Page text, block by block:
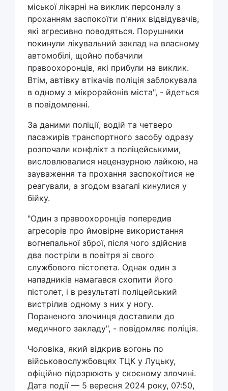
міської лікарні на виклик персоналу з
проханням заспокоїти п'яних відвідувачів,
які агресивно поводяться. Порушники
покинули лікувальний заклад на власному
автомобілі, щойно побачили
правоохоронців, які прибули на виклик.
Втім, автівку втікачів поліція заблокувала
в одному з мікрорайонів міста", - йдеться
в повідомленні.
За даними поліції, водій та четверо
пасажирів транспортного засобу одразу
розпочали конфлікт з поліцейськими,
висловлювалися нецензурною лайкою, на
зауваження та прохання заспокоїтися не
реагували, а згодом взагалі кинулися у
бійку.
"Один з правоохоронців попередив
агресорів про ймовірне використання
вогнепальної зброї, після чого здійснив
два постріли в повітря зі свого
службового пістолета. Однак один з
нападників намагався схопити його
пістолет, і в результаті поліцейський
вистрілив одному з них у ногу.
Пораненого злочинця доставили до
медичного закладу", - повідомляє поліція.
Чоловіка, який відкрив вогонь по
військовослужбовцях ТЦК у Луцьку,
офіційно підозрюють у скоєному злочині.
Дата події — 5 вересня 2024 року, 07:50,